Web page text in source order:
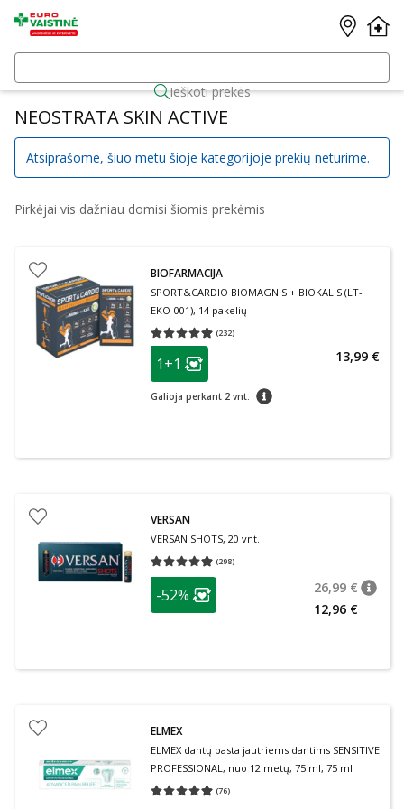
Ieškoti prekės
NEOSTRATA SKIN ACTIVE
Atsiprašome, šiuo metu šioje kategorijoje prekių neturime.
Pirkėjai vis dažniau domisi šiomis prekėmis
BIOFARMACIJA
SPORT&CARDIO BIOMAGNIS + BIOKALIS (LT-
EKO-001), 14 pakelių
(232)
Vidutinis įvertinimas 4.93
patarimas
Lojalumo klubo narių nuolaida
1+1
Galioja perkant 2 vnt. patarimas
13,99 €
VERSAN
VERSAN SHOTS, 20 vnt.
(298)
Vidutinis įvertinimas 4.93
patarimas
Lojalumo klubo narių nuolaida
-52% 26,99 €
12,96 €
ELMEX
ELMEX dantų pasta jautriems dantims SENSITIVE
PROFESSIONAL, nuo 12 metų, 75 ml, 75 ml
(76)
Vidutinis įvertinimas 4.95